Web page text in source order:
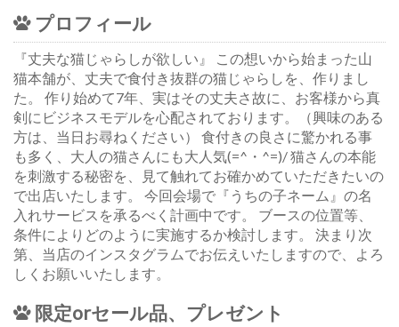
プロフィール
『丈夫な猫じゃらしが欲しい』 この想いから始まった山
猫本舗が、丈夫で食付き抜群の猫じゃらしを、作りまし
た。 作り始めて7年、実はその丈夫さ故に、お客様から真
剣にビジネスモデルを心配されております。（興味のある
方は、当日お尋ねください） 食付きの良さに驚かれる事
も多く、大人の猫さんにも大人気(=^・^=)/ 猫さんの本能
を刺激する秘密を、見て触れてお確かめていただきたいの
で出店いたします。 今回会場で『うちの子ネーム』の名
入れサービスを承るべく計画中です。 ブースの位置等、
条件によりどのように実施するか検討します。 決まり次
第、当店のインスタグラムでお伝えいたしますので、よろ
しくお願いいたします。
限定orセール品、プレゼント